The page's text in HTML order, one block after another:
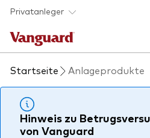
Skip to main content
Privatanleger
Indexfonds & ETFs
Back to main menu
Wissen
Startseite Anlageprodukte
Hinweis zu
von Vanguard